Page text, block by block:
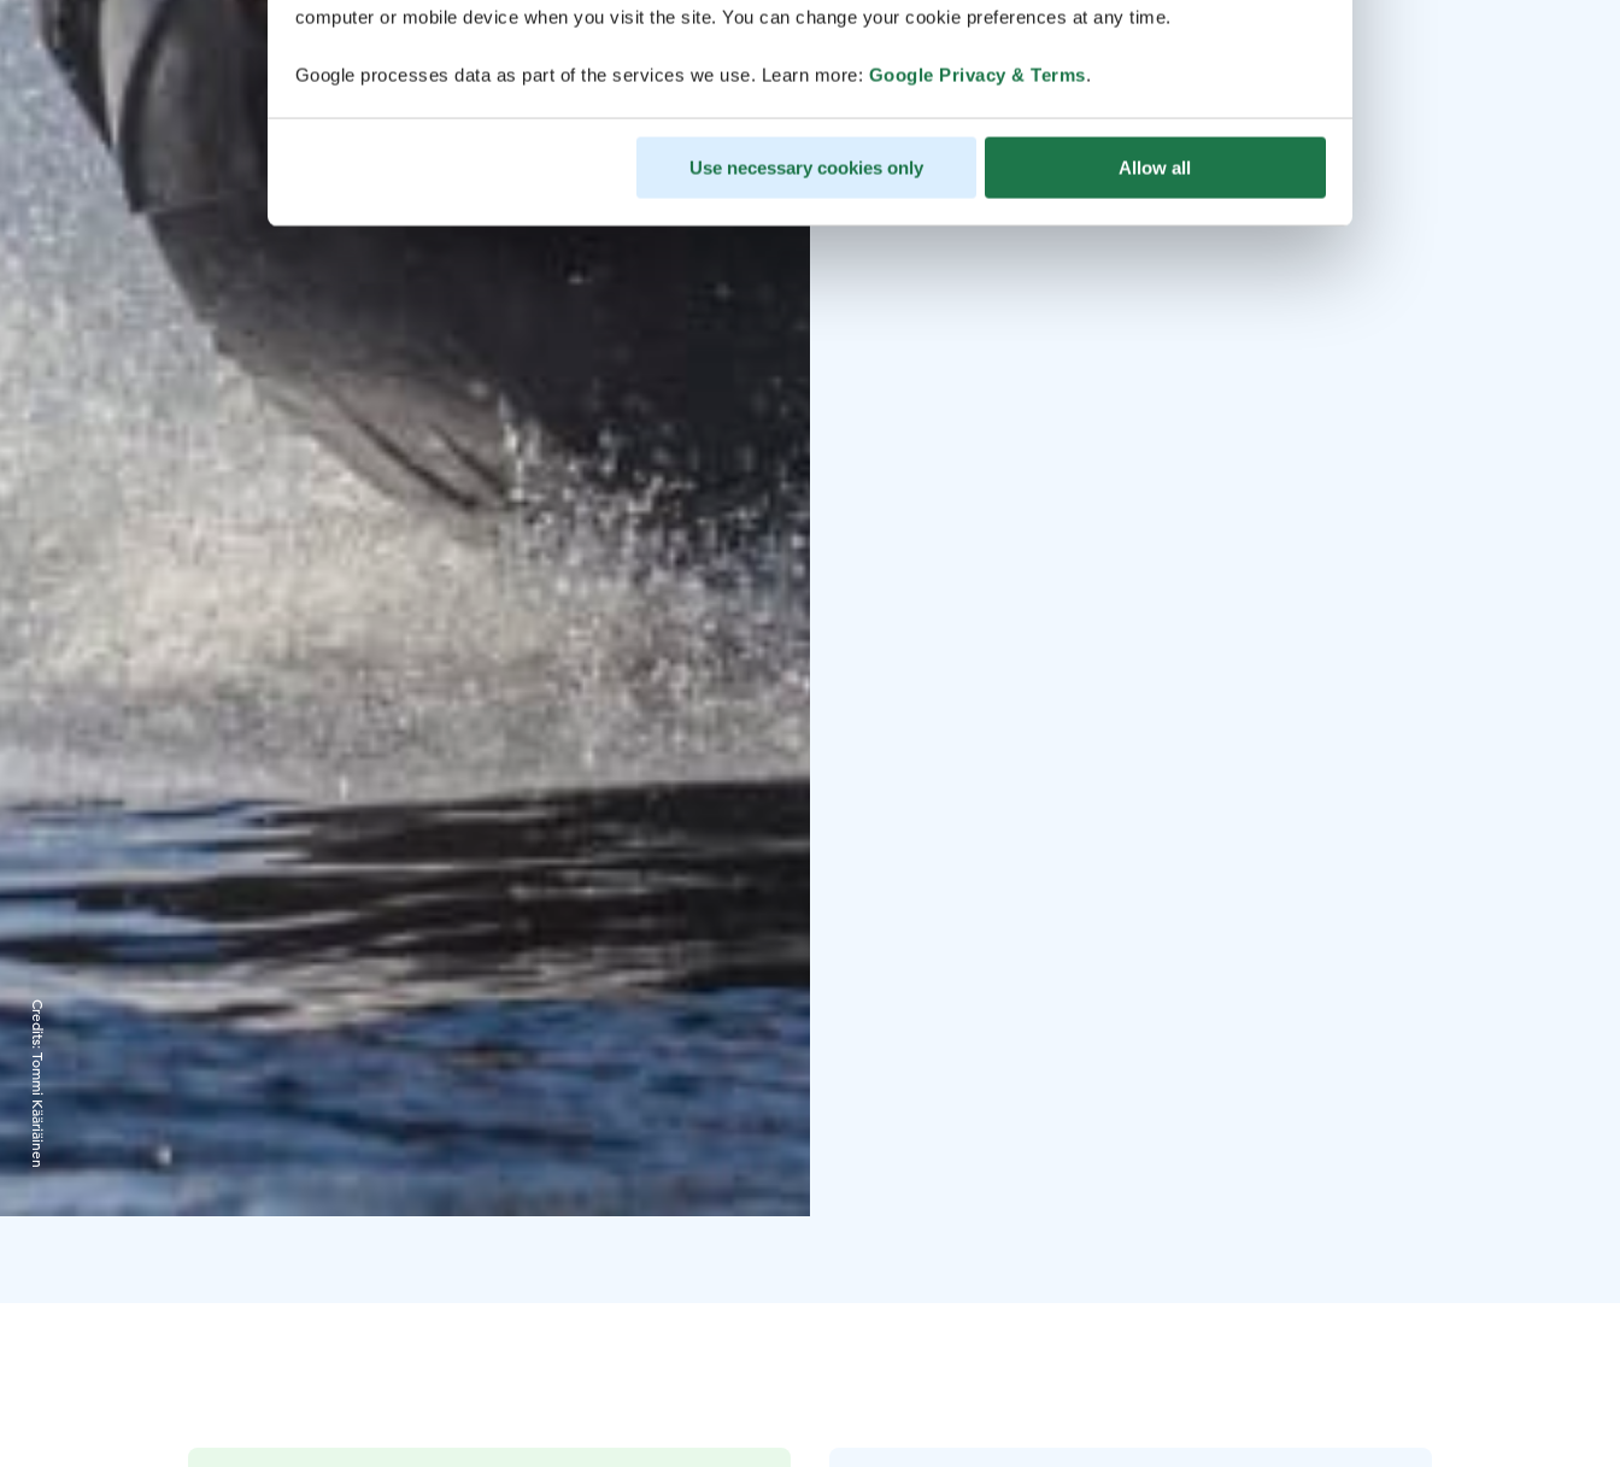
computer or mobile device when you visit the site. You can change your cookie preferences at any time.
Google processes data as part of the services we use. Learn more: Google Privacy & Terms.
Use necessary cookies only Allow all
Credits:
Tommi Kääriäinen